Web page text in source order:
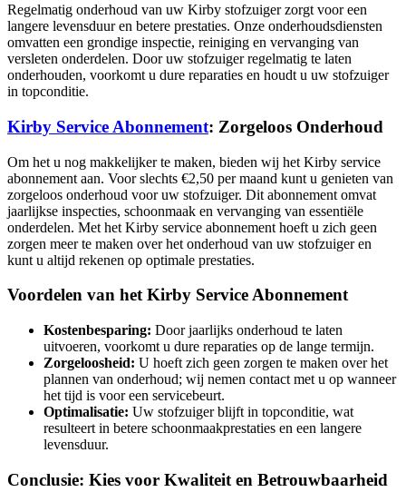
Regelmatig onderhoud van uw Kirby stofzuiger zorgt voor een
langere levensduur en betere prestaties. Onze onderhoudsdiensten
omvatten een grondige inspectie, reiniging en vervanging van
versleten onderdelen. Door uw stofzuiger regelmatig te laten
onderhouden, voorkomt u dure reparaties en houdt u uw stofzuiger
in topconditie.
Kirby Service Abonnement: Zorgeloos Onderhoud
Om het u nog makkelijker te maken, bieden wij het Kirby service
abonnement aan. Voor slechts €2,50 per maand kunt u genieten van
zorgeloos onderhoud voor uw stofzuiger. Dit abonnement omvat
jaarlijkse inspecties, schoonmaak en vervanging van essentiële
onderdelen. Met het Kirby service abonnement hoeft u zich geen
zorgen meer te maken over het onderhoud van uw stofzuiger en
kunt u altijd rekenen op optimale prestaties.
Voordelen van het Kirby Service Abonnement
Kostenbesparing: Door jaarlijks onderhoud te laten
uitvoeren, voorkomt u dure reparaties op de lange termijn.
Zorgeloosheid: U hoeft zich geen zorgen te maken over het
plannen van onderhoud; wij nemen contact met u op wanneer
het tijd is voor een servicebeurt.
Optimalisatie: Uw stofzuiger blijft in topconditie, wat
resulteert in betere schoonmaakprestaties en een langere
levensduur.
Conclusie: Kies voor Kwaliteit en Betrouwbaarheid